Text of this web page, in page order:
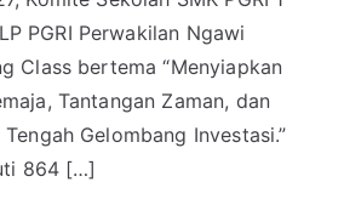
PGRI Perwakilan Ngawi
Class bertema “Menyiapkan
Tantangan Zaman, dan
Gelombang Investasi.”
864 […]